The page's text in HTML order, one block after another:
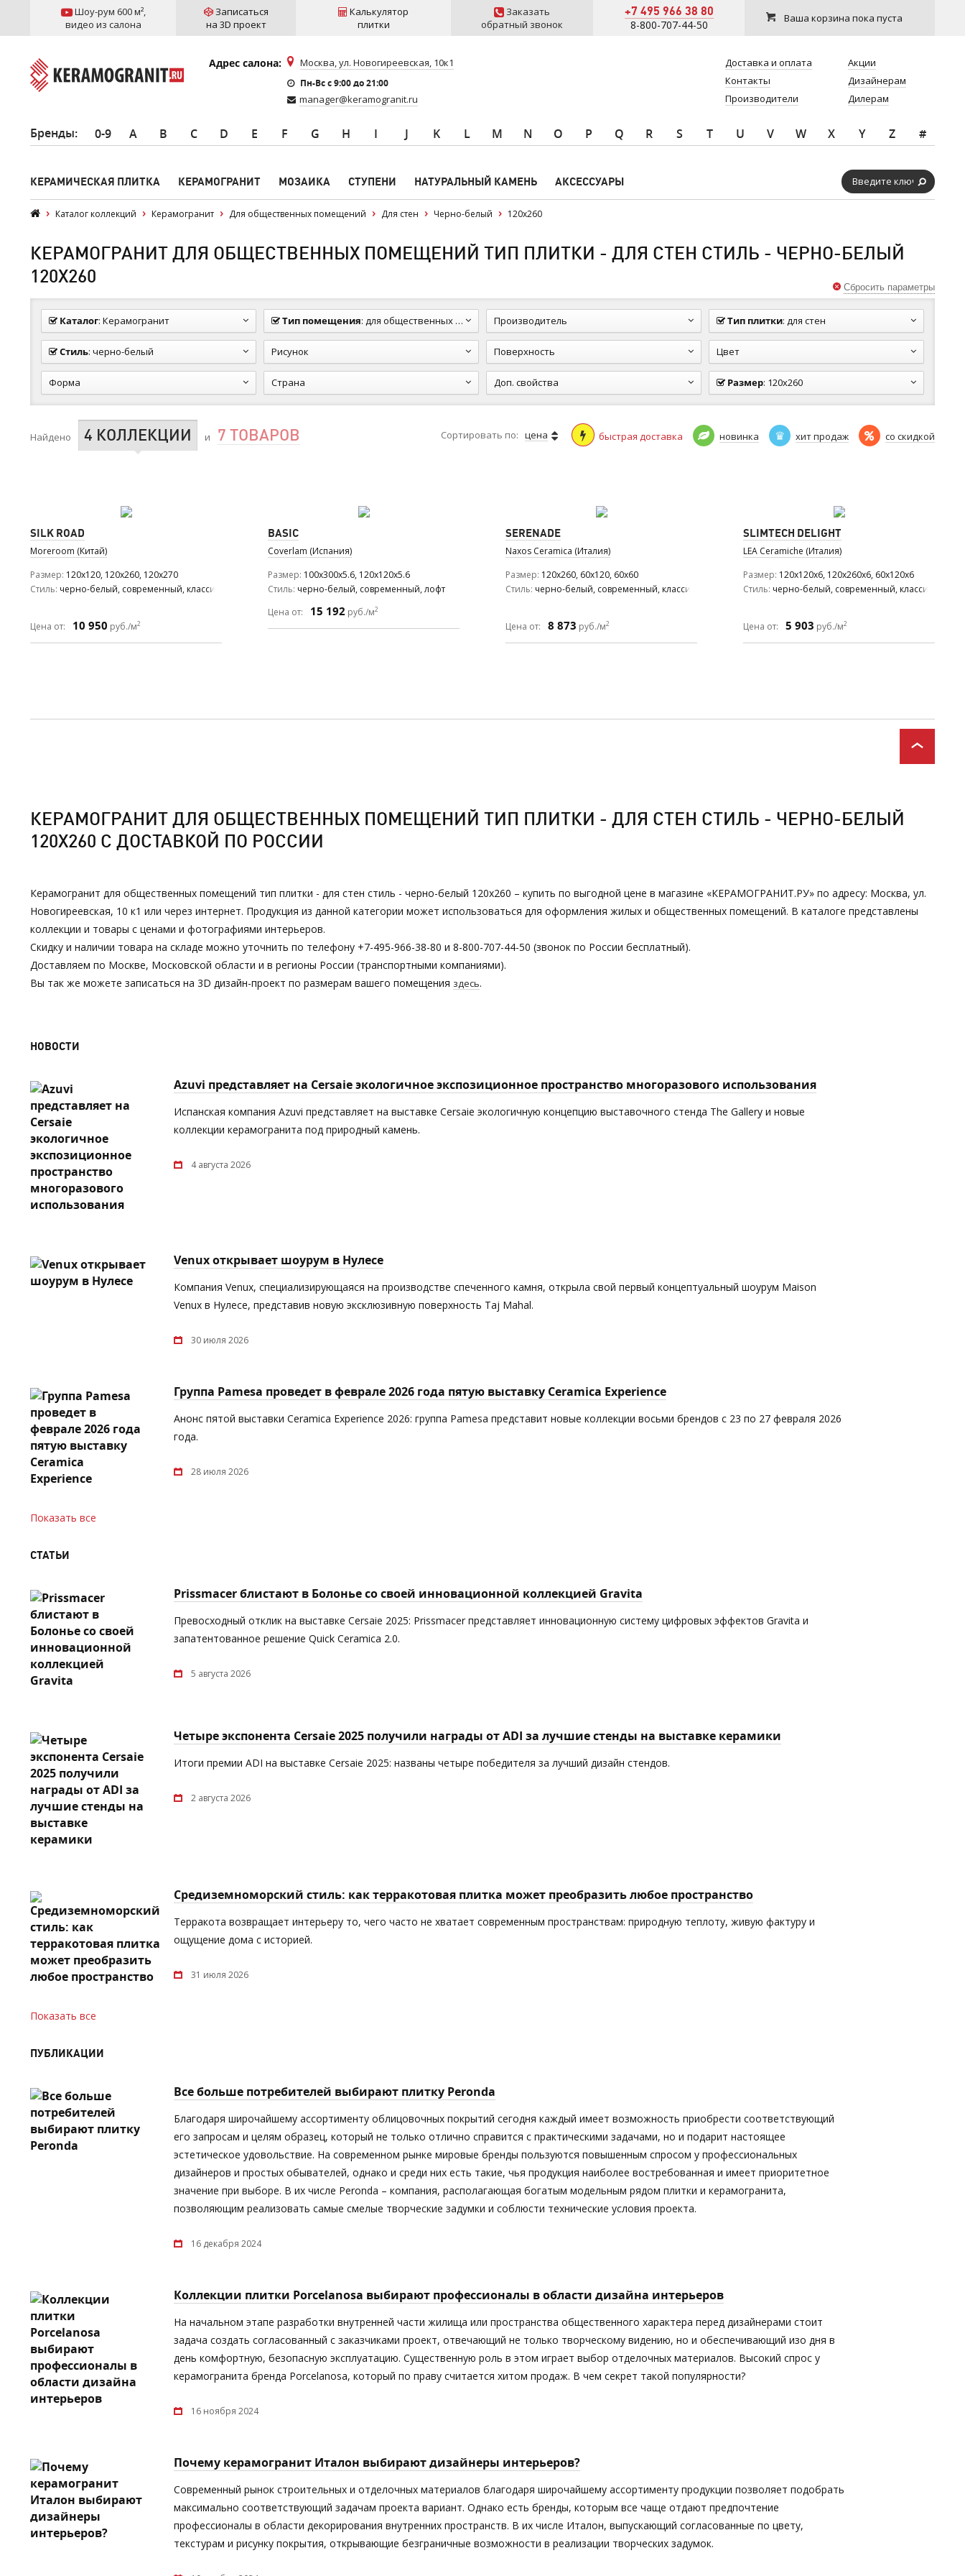
Шоу-рум 600 м²,
видео из салона
Записаться
на 3D проект
Калькулятор
плитки
Заказать
обратный звонок
+7 495 966 38 80
8-800-707-44-50 Ваша корзина пока пуста
Адрес салона: Москва, ул. Новогиреевская, 10к1
Пн-Вс c 9:00 до 21:00
manager@keramogranit.ru
Доставка и оплата
Контакты
Производители
Акции
Дизайнерам
Дилерам
Бренды: 0-9 A B C D E F G H I J K L M N O P Q R S T U V W X Y Z #
КЕРАМИЧЕСКАЯ ПЛИТКА КЕРАМОГРАНИТ МОЗАИКА СТУПЕНИ НАТУРАЛЬНЫЙ КАМЕНЬ АКСЕССУАРЫ
Каталог коллекций Керамогранит Для общественных помещений Для стен Черно-белый 120x260
КЕРАМОГРАНИТ ДЛЯ ОБЩЕСТВЕННЫХ ПОМЕЩЕНИЙ ТИП ПЛИТКИ - ДЛЯ СТЕН СТИЛЬ - ЧЕРНО-БЕЛЫЙ
120Х260
Каталог: Керамогранит Тип помещения: для общественных помещений Производитель Тип плитки: для стен
Стиль: черно-белый Рисунок Поверхность Цвет
Форма Страна Доп. свойства Размер: 120x260
Сбросить параметры
Найдено 4 КОЛЛЕКЦИИ и 7 ТОВАРОВ Сортировать по: цена быстрая доставка новинка хит продаж со скидкой
SILK ROAD
Moreroom (Китай)
Размер 120x120, 120x260, 120x270
Стиль черно-белый, современный, классический
Цена от: 10 950 руб./м2
BASIC
Coverlam (Испания)
Размер 100x300x5.6, 120x120x5.6
Стиль черно-белый, современный, лофт
Цена от:
15 192 руб./м2
SERENADE
Naxos Ceramica (Италия)
Размер 120x260, 60x120, 60x60
Стиль черно-белый, современный, классический, средиземноморский, модерн, ар деко
Цена от: 8 873 руб./м2
SLIMTECH DELIGHT
LEA Ceramiche (Италия)
Размер 120x120x6, 120x260x6, 60x120x6
Стиль черно-белый, современный, классический
Цена от: 5 903 руб./м2
КЕРАМОГРАНИТ ДЛЯ ОБЩЕСТВЕННЫХ ПОМЕЩЕНИЙ ТИП ПЛИТКИ - ДЛЯ СТЕН СТИЛЬ - ЧЕРНО-БЕЛЫЙ
120Х260 С ДОСТАВКОЙ ПО РОССИИ
Керамогранит для общественных помещений тип плитки - для стен стиль - черно-белый 120х260 – купить по выгодной цене в магазине «КЕРАМОГРАНИТ.РУ» по адресу: Москва, ул.
Новогиреевская, 10 к1 или через интернет. Продукция из данной категории может использоваться для оформления жилых и общественных помещений. В каталоге представлены
коллекции и товары с ценами и фотографиями интерьеров.
Скидку и наличии товара на складе можно уточнить по телефону +7-495-966-38-80 и 8-800-707-44-50 (звонок по России бесплатный).
Доставляем по Москве, Московской области и в регионы России (транспортными компаниями).
Вы так же можете записаться на 3D дизайн-проект по размерам вашего помещения здесь.
НОВОСТИ
Azuvi представляет на Cersaie экологичное экспозиционное пространство многоразового использования
Испанская компания Azuvi представляет на выставке Cersaie экологичную концепцию выставочного стенда The Gallery и новые
коллекции керамогранита под природный камень.
4 августа 2026
Venux открывает шоурум в Нулесе
Компания Venux, специализирующаяся на производстве спеченного камня, открыла свой первый концептуальный шоурум Maison
Venux в Нулесе, представив новую эксклюзивную поверхность Taj Mahal.
30 июля 2026
Группа Pamesa проведет в феврале 2026 года пятую выставку Ceramica Experience
Анонс пятой выставки Ceramica Experience 2026: группа Pamesa представит новые коллекции восьми брендов с 23 по 27 февраля 2026
года.
28 июля 2026
Показать все
СТАТЬИ
Prissmacer блистают в Болонье со своей инновационной коллекцией Gravita
Превосходный отклик на выставке Cersaie 2025: Prissmacer представляет инновационную систему цифровых эффектов Gravita и
запатентованное решение Quick Ceramica 2.0.
5 августа 2026
Четыре экспонента Cersaie 2025 получили награды от ADI за лучшие стенды на выставке керамики
Итоги премии ADI на выставке Cersaie 2025: названы четыре победителя за лучший дизайн стендов.
2 августа 2026
Средиземноморский стиль: как терракотовая плитка может преобразить любое пространство
Терракота возвращает интерьеру то, чего часто не хватает современным пространствам: природную теплоту, живую фактуру и
ощущение дома с историей.
31 июля 2026
Показать все
ПУБЛИКАЦИИ
Все больше потребителей выбирают плитку Peronda
Благодаря широчайшему ассортименту облицовочных покрытий сегодня каждый имеет возможность приобрести соответствующий
его запросам и целям образец, который не только отлично справится с практическими задачами, но и подарит настоящее
эстетическое удовольствие. На современном рынке мировые бренды пользуются повышенным спросом у профессиональных
дизайнеров и простых обывателей, однако и среди них есть такие, чья продукция наиболее востребованная и имеет приоритетное
значение при выборе. В их числе Peronda – компания, располагающая богатым модельным рядом плитки и керамогранита,
позволяющим реализовать самые смелые творческие задумки и соблюсти технические условия проекта.
16 декабря 2024
Коллекции плитки Porcelanosa выбирают профессионалы в области дизайна интерьеров
На начальном этапе разработки внутренней части жилища или пространства общественного характера перед дизайнерами стоит
задача создать согласованный с заказчиками проект, отвечающий не только творческому видению, но и обеспечивающий изо дня в
день комфортную, безопасную эксплуатацию. Существенную роль в этом играет выбор отделочных материалов. Высокий спрос у
керамогранита бренда Porcelanosa, который по праву считается хитом продаж. В чем секрет такой популярности?
16 ноября 2024
Почему керамогранит Италон выбирают дизайнеры интерьеров?
Современный рынок строительных и отделочных материалов благодаря широчайшему ассортименту продукции позволяет подобрать
максимально соответствующий задачам проекта вариант. Однако есть бренды, которым все чаще отдают предпочтение
профессионалы в области декорирования внутренних пространств. В их числе Италон, выпускающий согласованные по цвету,
текстурам и рисунку покрытия, открывающие безграничные возможности в реализации творческих задумок.